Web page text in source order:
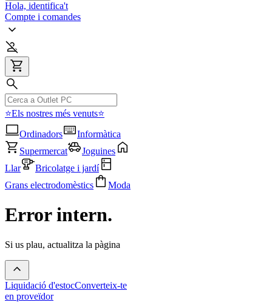
Hola, identifica't
Compte i comandes
⭐Els nostres més venuts⭐
Ordinadors
Informàtica
Supermercat
Joguines
Llar
Bricolatge i jardí
Grans electrodomèstics
Moda
Error intern.
Si us plau, actualitza la pàgina
Liquidació d'estocConverteix-te
en proveïdor